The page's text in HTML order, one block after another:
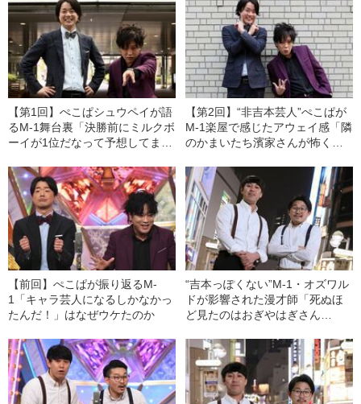
【第1回】ぺこぱシュウペイが語
るM-1舞台裏「決勝前にミルクボ
ーイが1位だなって予想してまし
【第2回】“非吉本芸人”ぺこぱが
M-1楽屋で感じたアウェイ感「隣
のかまいたち濱家さんが怖く
【前回】ぺこぱが振り返るM-
1「キャラ芸人になるしかなかっ
たんだ！」はなぜウケたのか
“吉本っぽくない”M-1・オズワル
ドが影響された漫才師「死ぬほ
ど見たのはおぎやはぎさん